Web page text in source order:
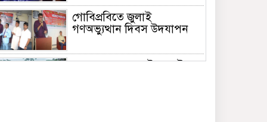
গোবিপ্রবিতে জুলাই
গণঅভ্যুত্থান দিবস উদযাপন
মুকসুদপুরে প্রায় দুই লাখ টাকার